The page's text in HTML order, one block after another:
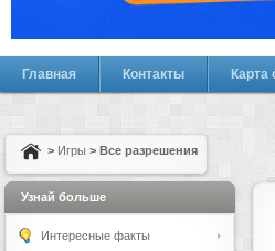
Главная Контакты Карта
> Игры > Все разрешения
Узнай больше
Интересные факты